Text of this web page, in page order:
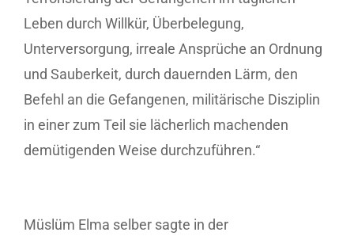
Leben durch Willkür, Überbelegung,
Unterversorgung, irreale Ansprüche an Ordnung
und Sauberkeit, durch dauernden Lärm, den
Befehl an die Gefangenen, militärische Disziplin
in einer zum Teil sie lächerlich machenden
demütigenden Weise durchzuführen.“
Müslüm Elma selber sagte in der